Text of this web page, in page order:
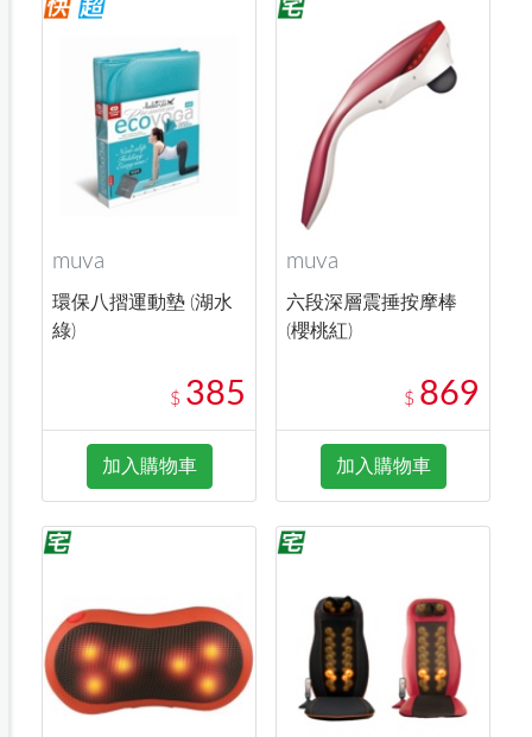
muva
環保八摺運動墊 (湖水
綠)
$ 385
加入購物車
muva
六段深層震捶按摩棒
(櫻桃紅)
$ 869
加入購物車